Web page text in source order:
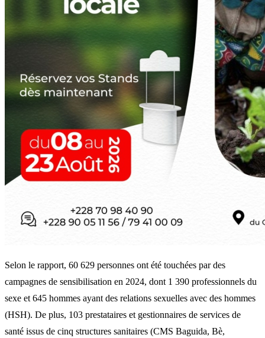
Selon le rapport, 60 629 personnes ont été touchées par des
campagnes de sensibilisation en 2024, dont 1 390 professionnels du
sexe et 645 hommes ayant des relations sexuelles avec des hommes
(HSH). De plus, 103 prestataires et gestionnaires de services de
santé issus de cinq structures sanitaires (CMS Baguida, Bè,